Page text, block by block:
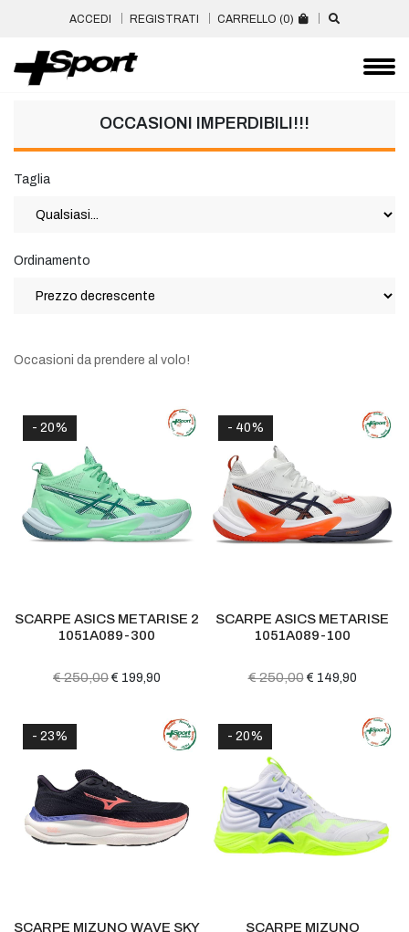
ACCEDI REGISTRATI CARRELLO (0)
OCCASIONI IMPERDIBILI!!!
Taglia
Ordinamento
Occasioni da prendere al volo!
- 20%
SCARPE ASICS METARISE 2
1051A089-300
€ 250,00 € 199,90
- 40%
SCARPE ASICS METARISE
1051A089-100
€ 250,00 € 149,90
- 23%
SCARPE MIZUNO WAVE SKY
- 20%
SCARPE MIZUNO